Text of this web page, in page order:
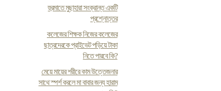
হুরমাতে মুছাহারা সংক্রান্ত একটি
প্রশ্নোত্তর
কলেজের শিক্ষক নিজের কলেজের
ছাত্রদেরকে প্রাইভেট পড়িয়ে টাকা
নিতে পারবে কি?
মেয়ে মায়ের শরীরে কাম উত্তেজনার
সাথে স্পর্শ করলে মা বাবার জন্য হারাম